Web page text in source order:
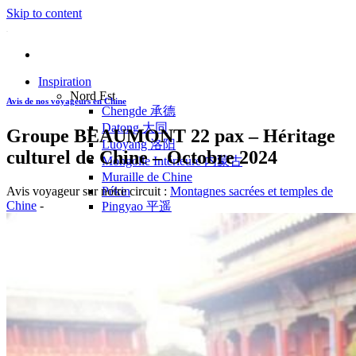
Skip to content
Inspiration
Nord Est
Chengde 承德
Datong 大同
Luoyang 洛阳
Mongolie Intérieure 内蒙古
Muraille de Chine
Pékin
Pingyao 平遥
Montagnes Jaunes
Shandong 山东
Shanghai 上海
Suzhou 苏州
Avis de nos voyageurs en Chine
Groupe BEAUMONT 22 pax – Héritage
culturel de Chine – Octobre 2024
Avis voyageur sur notre circuit : Montagnes sacrées et temples de
Chine -